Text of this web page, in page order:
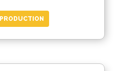
PRODUCTION